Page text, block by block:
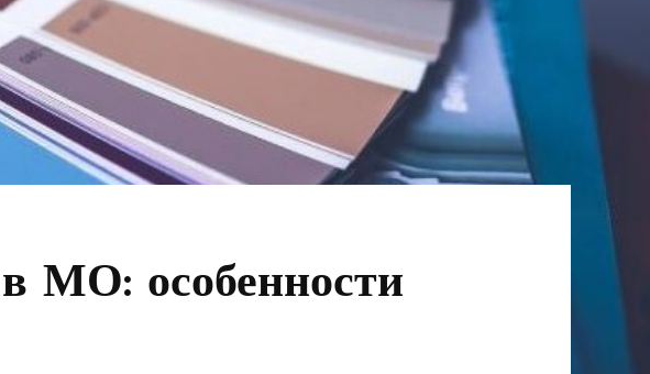
МО: особенности